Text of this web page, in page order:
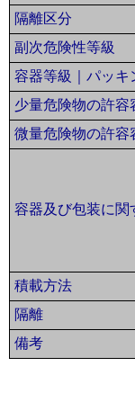
隔離区分
副次危険性等級
容器等級｜パッキ
少量危険物の許容
微量危険物の許容
容器及び包装に関
積載方法
隔離
備考